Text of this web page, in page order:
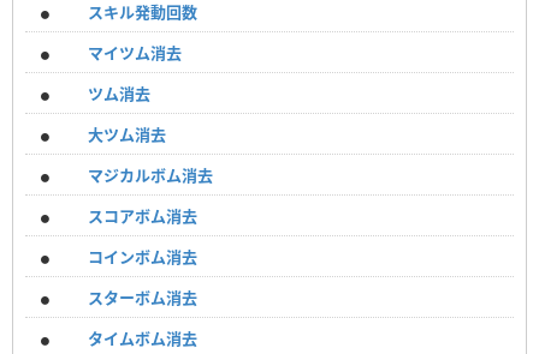
スキル発動回数
マイツム消去
ツム消去
大ツム消去
マジカルボム消去
スコアボム消去
コインボム消去
スターボム消去
タイムボム消去